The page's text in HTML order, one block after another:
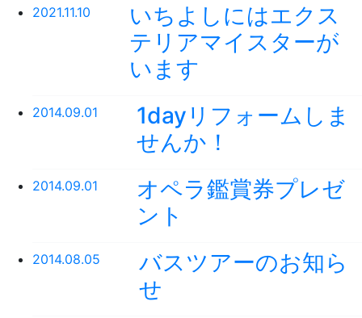
2021.11.10
いちよしにはエクス
テリアマイスターが
います
2014.09.01
1dayリフォームしま
せんか！
2014.09.01
オペラ鑑賞券プレゼ
ント
2014.08.05
バスツアーのお知ら
せ